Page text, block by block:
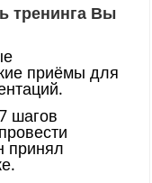
тренинга Вы
приёмы для
шагов
принял